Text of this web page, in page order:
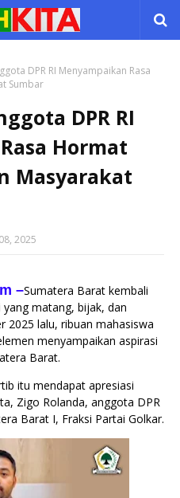
DPR RI Menyampaikan Rasa
Sumbar
DPR RI
Hormat
Masyarakat
2025
–Sumatera Barat kembali
matang, bijak, dan
2025 lalu, ribuan mahasiswa
menyampaikan aspirasi
Barat.
itu mendapat apresiasi
Zigo Rolanda, anggota DPR
Barat I, Fraksi Partai Golkar.